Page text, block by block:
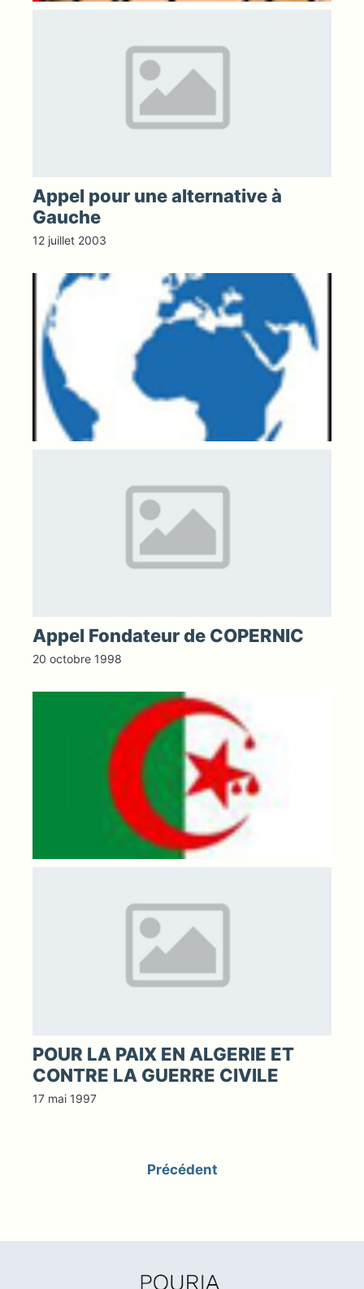
Appel pour une alternative à
Gauche
12 juillet 2003
Appel Fondateur de COPERNIC
20 octobre 1998
POUR LA PAIX EN ALGERIE ET
CONTRE LA GUERRE CIVILE
17 mai 1997
Précédent